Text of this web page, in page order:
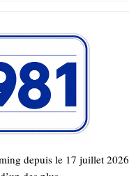
depuis le 17 juillet 2026